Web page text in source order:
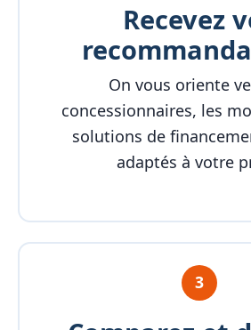
Recevez
On vous oriente
concessionnaires, les
solutions de
adaptés à votre
3